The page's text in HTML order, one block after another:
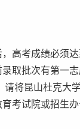
高考成绩必须
取批次有第一
将昆山杜克大
考试院或招生